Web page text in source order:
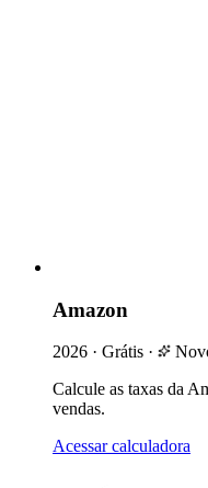
Amazon
2026 · Grátis ·
Calcule as taxas da
vendas.
Acessar calculadora